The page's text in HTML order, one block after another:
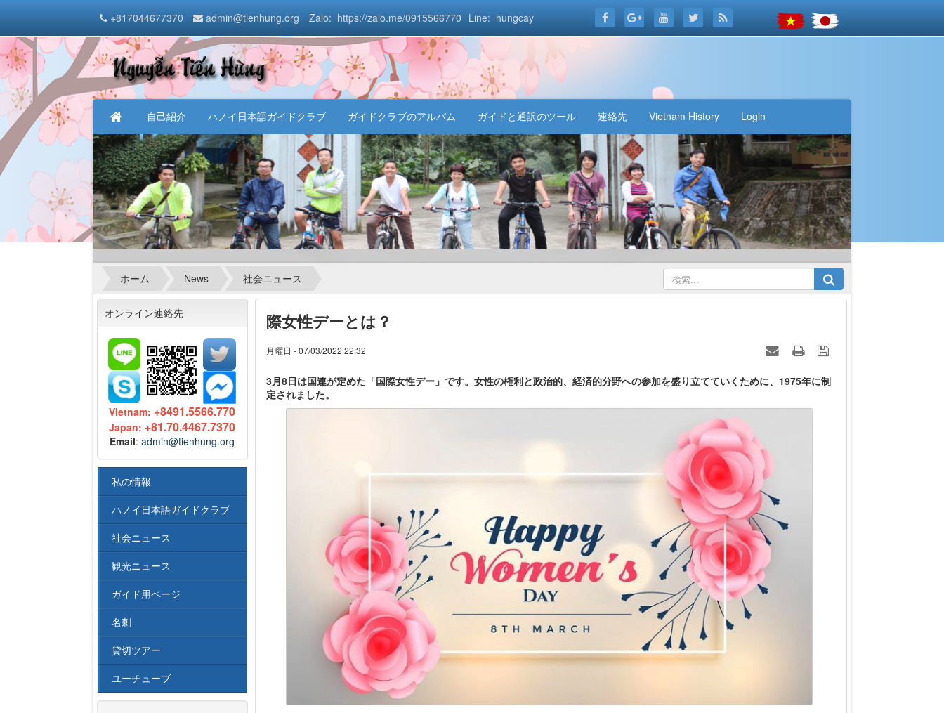
自己紹介 ハノイ日本語ガイドクラブ ガイドクラブのアルバム ガイドと通訳のツール 連絡先 Vietnam History Login
+817044677370 admin@tienhung.org Zalo: https://zalo.me/0915566770 Line: hungcay
ホーム News 社会ニュース
際女性デーとは？
月曜日 - 07/03/2022 22:32
3月8日は国連が定めた「国際女性デー」です。女性の権利と政治的、経済的分野への参加を盛り立てていくために、1975年に制
定されました。
オンライン連絡先
Vietnam: +8491.5566.770
Japan: +81.70.4467.7370
Email:admin@tienhung.org
私の情報
ハノイ日本語ガイドクラブ
社会ニュース
観光ニュース
ガイド用ページ
名刺
貸切ツアー
ユーチューブ